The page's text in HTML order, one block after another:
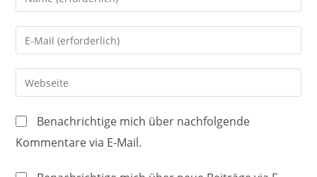
deinen
Namen
oder
Benutzernamen
zum
ein
Gib
deine
E-
Mail-
zum
Kommentieren
Gib
deine
Website-
URL
ein
Benachrichtige mich über nachfolgende
Kommentare via E-Mail.